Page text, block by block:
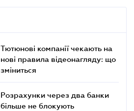
Тютюнові компанії чекають на
нові правила відеонагляду: що
зміниться
Розрахунки через два банки
більше не блокують